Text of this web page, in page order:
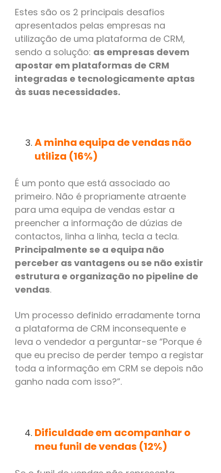
Estes são os 2 principais desafios
apresentados pelas empresas na
utilização de uma plataforma de CRM,
sendo a solução: as empresas devem
apostar em plataformas de CRM
integradas e tecnologicamente aptas
às suas necessidades.
A minha equipa de vendas não
utiliza (16%)
É um ponto que está associado ao
primeiro. Não é propriamente atraente
para uma equipa de vendas estar a
preencher a informação de dúzias de
contactos, linha a linha, tecla a tecla.
Principalmente se a equipa não
perceber as vantagens ou se não existir
estrutura e organização no pipeline de
vendas.
Um processo definido erradamente torna
a plataforma de CRM inconsequente e
leva o vendedor a perguntar-se “Porque é
que eu preciso de perder tempo a registar
toda a informação em CRM se depois não
ganho nada com isso?”.
Dificuldade em acompanhar o
meu funil de vendas (12%)